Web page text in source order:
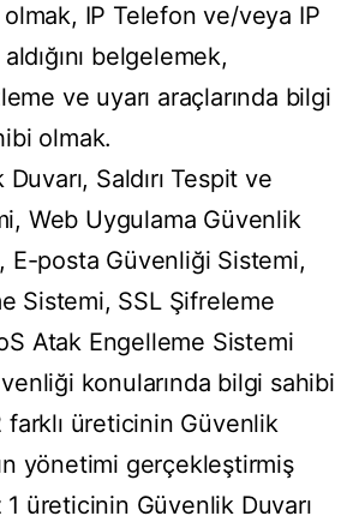
IP Telefon ve/veya IP
belgelemek,
ve uyarı araçlarında bilgi
olmak.
Saldırı Tespit ve
Web Uygulama Güvenlik
E-posta Güvenliği Sistemi,
Sistemi, SSL Şifreleme
Atak Engelleme Sistemi
konularında bilgi sahibi
farklı üreticinin Güvenlik
yönetimi gerçekleştirmiş
üreticinin Güvenlik Duvarı